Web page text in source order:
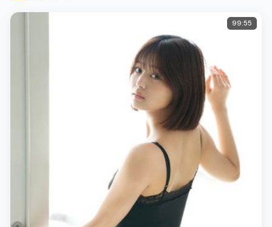
99:55